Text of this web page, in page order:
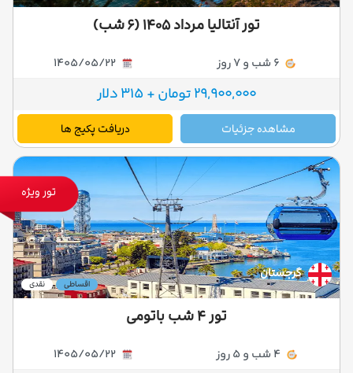
تور آنتالیا مرداد ۱۴۰۵ (۶ شب)
29,900,000 تومان + 315 دلار
مشاهده جزئیات دریافت پکیج ها
تور ویژه
گرجستان
نقدی اقساطی
تور ۴ شب باتومی